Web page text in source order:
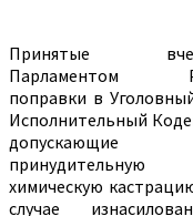
Принятые
Парламентом
поправки в
Исполнительный
допускающие
принудительную
химическую
случае